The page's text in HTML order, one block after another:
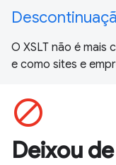
O XSLT não é mais
e como sites e
block
Deixou